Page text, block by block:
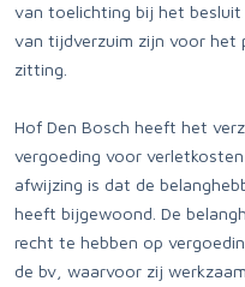
van toelichting bij het
van tijdverzuim zijn voor het
zitting.
Hof Den Bosch heeft het
vergoeding voor
afwijzing is dat de
heeft bijgewoond. De
recht te hebben op
de bv, waarvoor zij